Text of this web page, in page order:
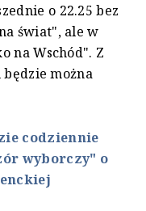
o 22.25 bez
świat", ale w
na Wschód". Z
można
codziennie
wyborczy" o